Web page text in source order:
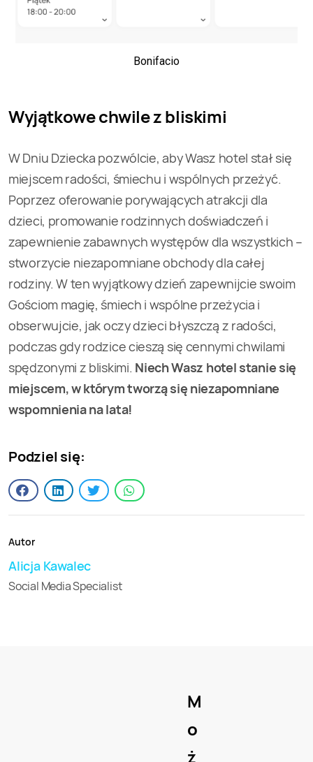
Bonifacio
Wyjątkowe chwile z bliskimi
W Dniu Dziecka pozwólcie, aby Wasz hotel stał się
miejscem radości, śmiechu i wspólnych przeżyć.
Poprzez oferowanie porywających atrakcji dla
dzieci, promowanie rodzinnych doświadczeń i
zapewnienie zabawnych występów dla wszystkich –
stworzycie niezapomniane obchody dla całej
rodziny. W ten wyjątkowy dzień zapewnijcie swoim
Gościom magię, śmiech i wspólne przeżycia i
obserwujcie, jak oczy dzieci błyszczą z radości,
podczas gdy rodzice cieszą się cennymi chwilami
spędzonymi z bliskimi. Niech Wasz hotel stanie się
miejscem, w którym tworzą się niezapomniane
wspomnienia na lata!
Podziel się:
Autor
Alicja Kawalec
Social Media Specialist
M
o
ż